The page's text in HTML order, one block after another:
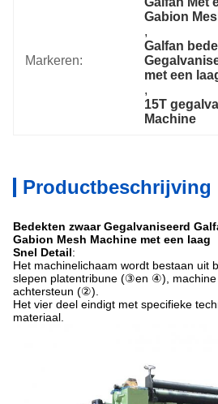
Markeren:
Gabion
,
Galfan
met een
,
15T
Machine
Productbeschrijving
Bedekten zwaar Gegalvaniseerd
Gabion Mesh Machine met een laag
Snel Detail:
Het machinelichaam wordt bestaan uit
slepen platentribune (③en ④),
achtersteun (②).
Het vier deel eindigt met specifieke
materiaal.